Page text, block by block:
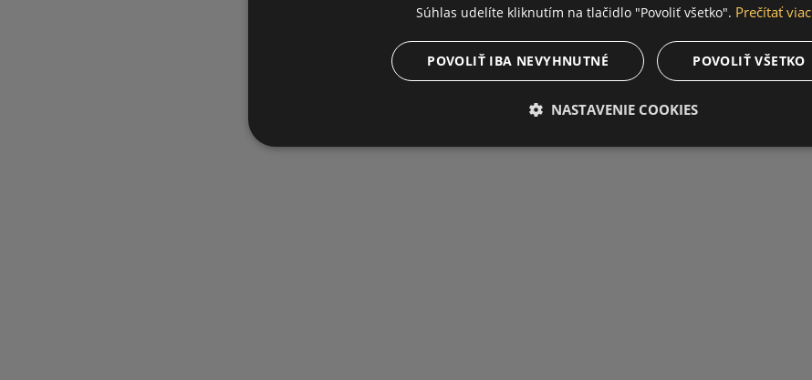
Súhlas udelíte kliknutím na tlačidlo "Povoliť všetko". Prečítať viac
POVOLIŤ VŠETKO
POVOLIŤ IBA NEVYHNUTNÉ
NASTAVENIE COOKIES